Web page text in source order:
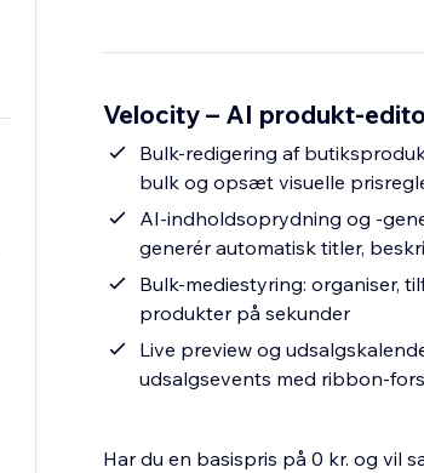
Velocity – AI produkt-
Bulk-redigering af
bulk og opsæt visuelle
AI-indholdsoprydning og -
generér automatisk titler,
Bulk-mediestyring: organiser,
produkter på sekunder
Live preview og
udsalgsevents med ribbon-
Har du en basispris på 0 kr. og vil